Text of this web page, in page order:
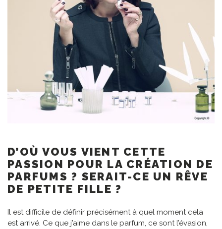
D’OÙ VOUS VIENT CETTE
PASSION POUR LA CRÉATION DE
PARFUMS ? SERAIT-CE UN RÊVE
DE PETITE FILLE ?
Il est difficile de définir précisément à quel moment cela
est arrivé. Ce que j’aime dans le parfum, ce sont l’évasion,